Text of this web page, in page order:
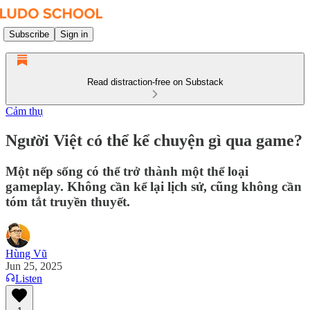
Subscribe Sign in
Read distraction-free on Substack
Cảm thụ
Người Việt có thể kể chuyện gì qua game?
Một nếp sống có thể trở thành một thể loại
gameplay. Không cần kể lại lịch sử, cũng không cần
tóm tắt truyền thuyết.
Hùng Vũ
Jun 25, 2025
Listen